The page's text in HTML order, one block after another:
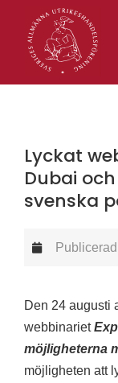
Lyckat
Dubai
svenska
Publicerad
Den 24 augusti
webbinariet
möjligheterna
möjligheten att